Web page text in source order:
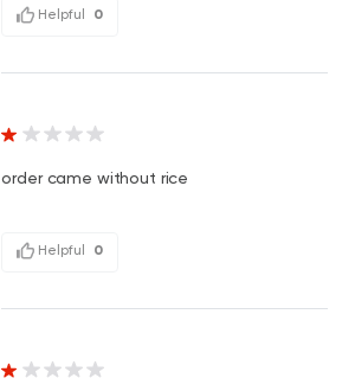
Helpful 0
order came without rice
Helpful 0